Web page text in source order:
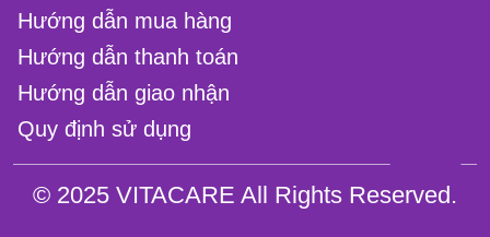
Hướng dẫn mua hàng
Hướng dẫn thanh toán
Hướng dẫn giao nhận
Quy định sử dụng
© 2025 VITACARE All Rights Reserved.